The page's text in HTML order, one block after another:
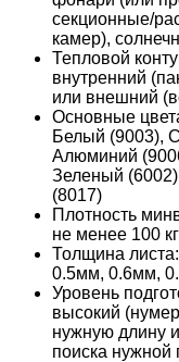
секционные/
камер),
Тепловой
внутренний
или внешний
Основные
Белый (9003),
Алюминий
Зеленый
(8017)
Плотность
не менее 100
Толщина листа:
0.5мм, 0.6мм,
Уровень
высокий
нужную длину
поиска нужной